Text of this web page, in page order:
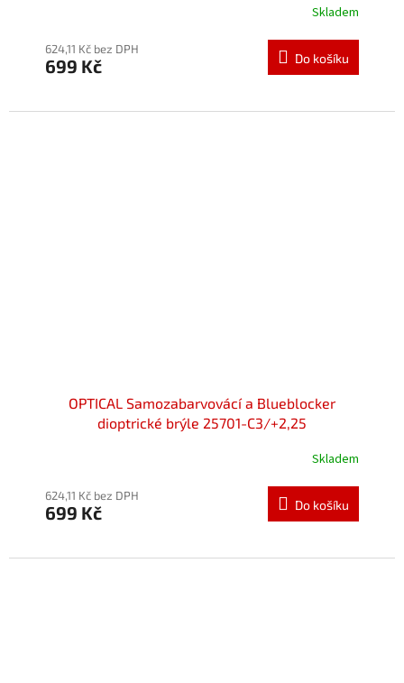
Skladem
624,11 Kč bez DPH
699 Kč Do košíku
OPTICAL Samozabarvovácí a Blueblocker
dioptrické brýle 25701-C3/+2,25
Skladem
624,11 Kč bez DPH
699 Kč Do košíku